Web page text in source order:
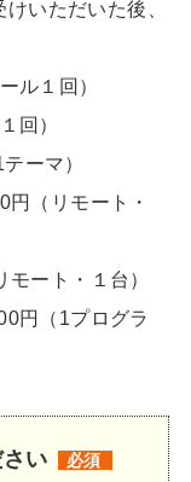
いただいた後、
１回）
回）
ーマ）
（リモート・
ート・１台）
円（1プログラ
い 必須